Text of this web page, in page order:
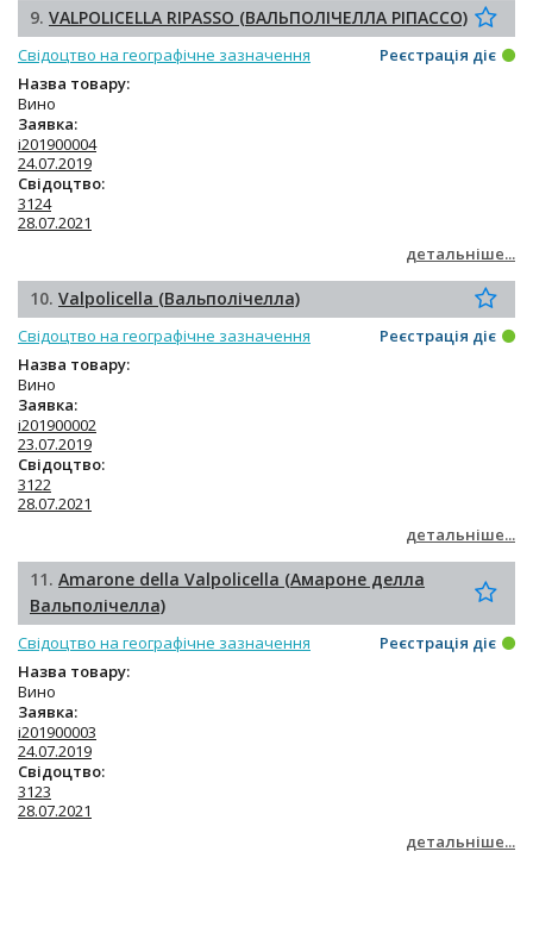
9. VALPOLICELLA RIPASSO (ВАЛЬПОЛІЧЕЛЛА РІПАССО)
Свідоцтво на географічне зазначення
Реєстрація діє
Назва товару:
Вино
Заявка:
i201900004
24.07.2019
Свідоцтво:
3124
28.07.2021
детальніше...
10. Valpolicella (Вальполічелла)
Свідоцтво на географічне зазначення
Реєстрація діє
Назва товару:
Вино
Заявка:
i201900002
23.07.2019
Свідоцтво:
3122
28.07.2021
детальніше...
11. Amarone della Valpolicella (Амароне делла
Вальполічелла)
Свідоцтво на географічне зазначення
Реєстрація діє
Назва товару:
Вино
Заявка:
i201900003
24.07.2019
Свідоцтво:
3123
28.07.2021
детальніше...